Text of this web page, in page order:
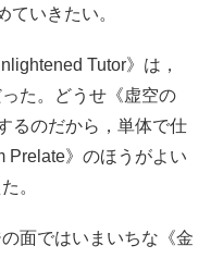
ていきたい。
Tutor》は，
った。どうせ《虚空の
るのだから，単体で仕
Prelate》のほうがよい
。
面ではいまいちな《金